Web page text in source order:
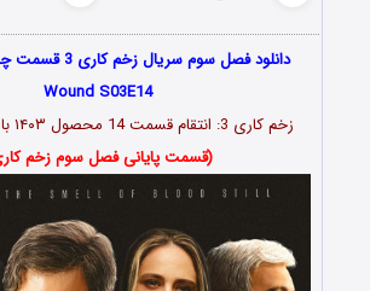
Wound S03E14
زخم کاری 3: انتقام قسمت
14 محصول ۱۴۰۳ با کیفیت BluRay
(قسمت پایانی فصل سوم زخم